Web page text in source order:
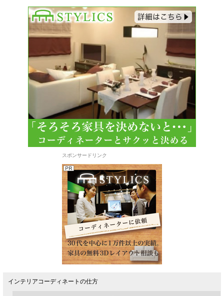
スポンサードリンク
インテリアコーディネートの仕方